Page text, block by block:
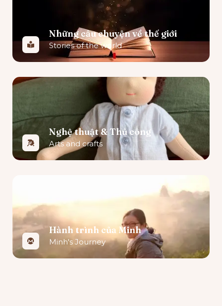
Những câu chuyện về thế giới
Stories of the world
Nghệ thuật & Thủ công
Arts and crafts
Hành trình của Minh
Minh's Journey